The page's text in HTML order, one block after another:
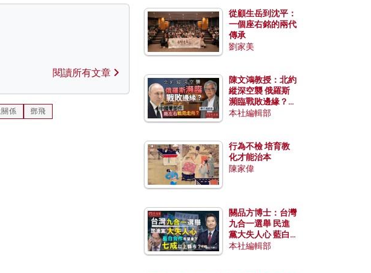
閱讀所有文章
係 鄧飛
從顧生岳到沈平：
一個座右銘的兩代
傳承
劉家美
陳文鴻教授：北約
縱深空襲 俄羅斯
瀕臨戰敗邊緣？中
國零部件能左右戰
本社編輯部
行為不檢 培育教
化才能治本
陳家偉
關品方博士：台灣
九合一選舉 民進
黨大失人心 藍白
合作有望拿下七成
本社編輯部